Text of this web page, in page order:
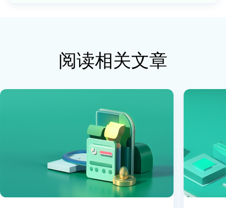
阅读相关文章